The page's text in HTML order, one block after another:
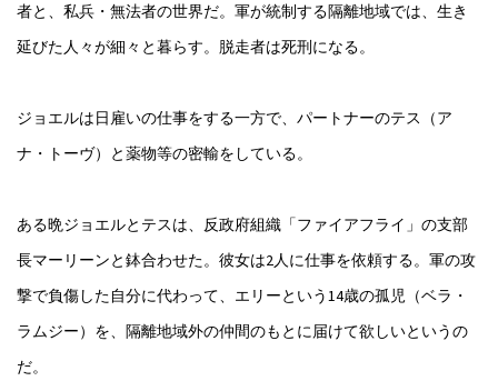
者と、私兵・無法者の世界だ。軍が統制する隔離地域では、生き
延びた人々が細々と暮らす。脱走者は死刑になる。
ジョエルは日雇いの仕事をする一方で、パートナーのテス（ア
ナ・トーヴ）と薬物等の密輸をしている。
ある晩ジョエルとテスは、反政府組織「ファイアフライ」の支部
長マーリーンと鉢合わせた。彼女は2人に仕事を依頼する。軍の攻
撃で負傷した自分に代わって、エリーという14歳の孤児（ベラ・
ラムジー）を、隔離地域外の仲間のもとに届けて欲しいというの
だ。